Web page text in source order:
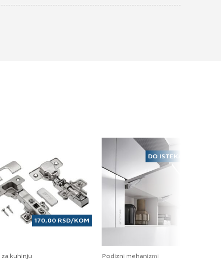
170,00 RSD/KOM
za kuhinju
DO ISTEKA ZALIHA
Podizni mehanizmi